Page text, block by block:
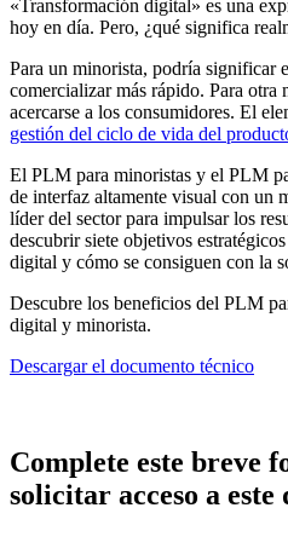
«Transformación digital» es una
hoy en día. Pero, ¿qué significa
Para un minorista, podría significar
comercializar más rápido. Para otra
acercarse a los consumidores. El
gestión del ciclo de vida del
El PLM para minoristas y el PLM
de interfaz altamente visual con un
líder del sector para impulsar los
descubrir siete objetivos
digital y cómo se consiguen con la
Descubre los beneficios del PLM
digital y minorista.
Descargar el documento técnico
Complete este breve
solicitar acceso a